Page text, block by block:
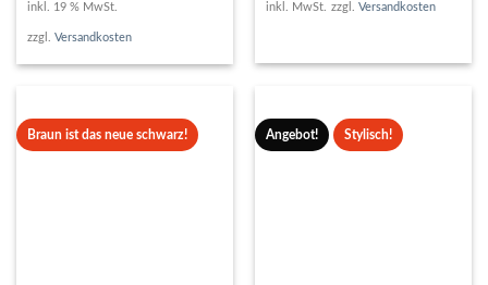
inkl. 19 % MwSt.
zzgl. Versandkosten
inkl. MwSt. zzgl. Versandkosten
Braun ist das neue schwarz! Angebot! Stylisch!